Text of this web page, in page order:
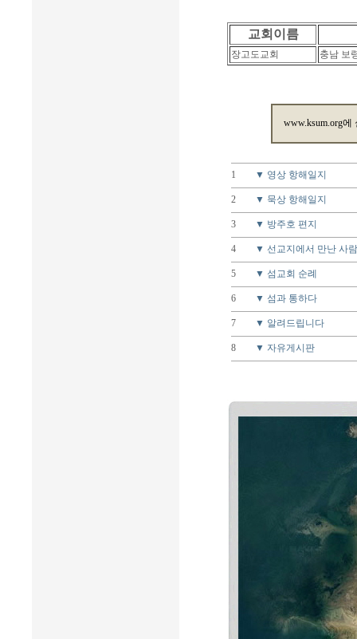
교회이름
장고도교회 충남 보
www.ksum.org에
1 ▼ 영상 항해일지
2 ▼ 묵상 항해일지
3 ▼ 방주호 편지
4 ▼ 선교지에서 만난 사
5 ▼ 섬교회 순례
6 ▼ 섬과 통하다
7 ▼ 알려드립니다
8 ▼ 자유게시판